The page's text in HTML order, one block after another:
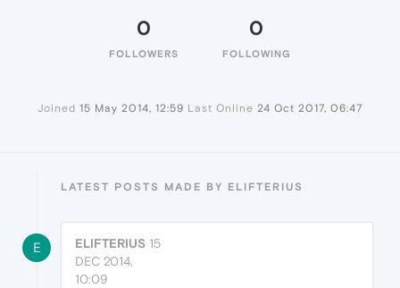
0
FOLLOWERS
0
FOLLOWING
Joined 15 May 2014, 12:59 Last Online 24 Oct 2017, 06:47
LATEST POSTS MADE BY ELIFTERIUS
E ELIFTERIUS 15
DEC 2014,
10:09